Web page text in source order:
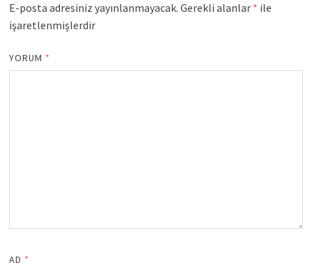
E-posta adresiniz yayınlanmayacak. Gerekli alanlar * ile
işaretlenmişlerdir
YORUM *
AD *